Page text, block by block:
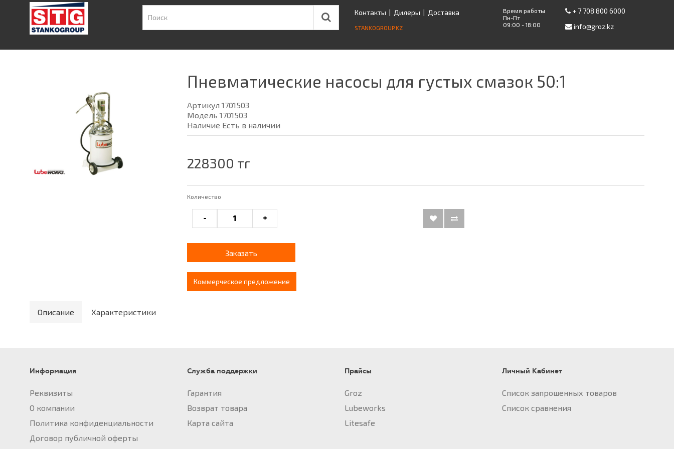
Контакты | Дилеры | Доставка
STANKOGROUP.KZ
Время работы
Пн-Пт
09:00 - 18:00
+ 7 708 800 6000
info@groz.kz
Пневматические насосы для густых смазок 50:1
Артикул 1701503
Модель 1701503
Наличие Есть в наличии
228300 тг
Количество
- +
Заказать
Коммерческое предложение
Описание Характеристики
Информация
Реквизиты
О компании
Политика конфиденциальности
Договор публичной оферты
Служба поддержки
Гарантия
Возврат товара
Карта сайта
Прайсы
Groz
Lubeworks
Litesafe
Личный Кабинет
Список запрошенных товаров
Список сравнения